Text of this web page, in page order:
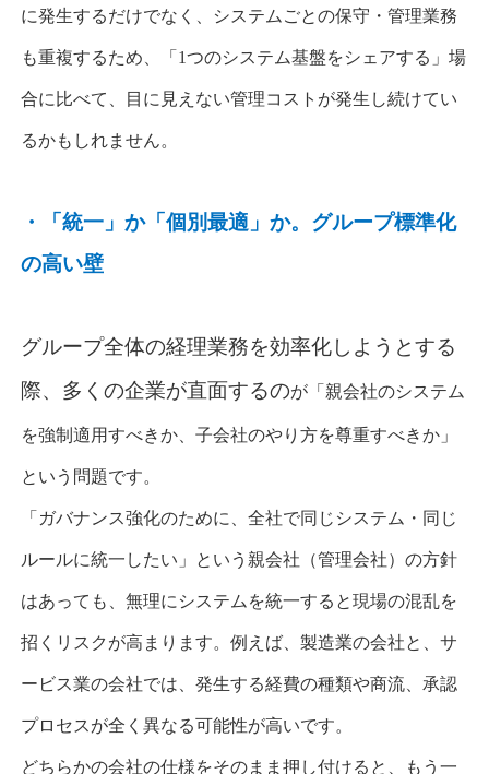
に発生するだけでなく、システムごとの保守・管理業務
も重複するため、 「 1つのシステム基盤をシェアする」場
合に比べて、目に見えない管理コストが発生 し続けてい
るかもしれません。
・「統一」か「個別最適」か。グループ標準化
の高い壁
グループ全体の経理業務を効率化しようとする
際、多くの企業が直面するのが「親会社のシステム
を強制適用すべきか、子会社のやり方を尊重すべきか」
という問題です。
「ガバナンス強化のために、全社で同じシステム・同じ
ルールに統一したい」という親会社（管理会社）の方針
はあっても、無理にシステムを統一すると現場の混乱を
招くリスクが高まります。例えば、製造業の会社と、サ
ービス業の会社では、発生する経費の種類や商流、承認
プロセスが全く異なる可能性が高いです。
どちらかの会社の仕様をそのまま押し付けると、もう一